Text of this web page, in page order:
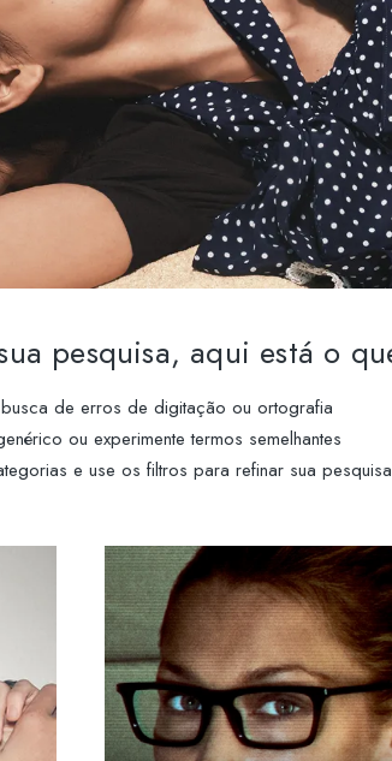
pesquisa, aqui está o
de erros de digitação ou ortografia
ou experimente termos semelhantes
e use os filtros para refinar sua pesquisa